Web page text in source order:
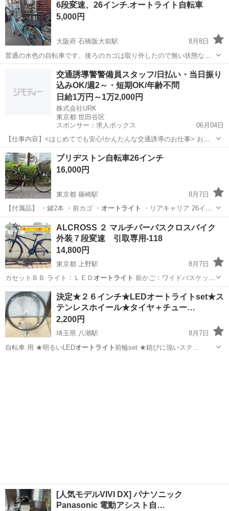
6段変速、26インチ.オートライト自転車
5,000円
大阪府 石橋阪大前駅
8月8日
普通の水色の自転車です。後ろのカゴは取り外したので無い状態なの
でご了承下さい。 2023年に3万円程の金額で購入したのですが余り
乗らず外に置きっ放しで錆び等は、正直御座います。あくまでも、中
古品なので。この間、試乗をしまし...
石橋阪大前駅 自転車 水色
交通誘導警警備員スタッフ/日払い・当日振り
込みOK/週2～・短期OK/年齢不問
日給1万円～1万2,000円
株式会社URK
東京都 世田谷区
スポンサー：求人ボックス
06月04日
【仕事内容】<はじめてでも安心!かんたんな交通誘導のお仕事> お願
いするのは、住宅街の工事現場で車や人を安全に誘導するお仕事で
す。 工事現場といっても、住宅街が多いので、交通量は少なめで落ち
着いた環境。 しかも、複雑な片側交互通行...
アルバイト・パート
ブリヂストン自転車26インチ
16,000円
東京都 篠崎駅
8月7日
【付属品】 ・鍵2本 ・前カゴ ・ オートライト
・リアキャリア 26イン
チ東京 江戸川区 クロスバイク ブリヂストン
ALCROSS ２ マルチパーパスクロスバイク
外装７段変速 引取専用-118
14,800円
東京都 上野駅
8月7日
カセットＢＢ ライト：ＬＥＤ オートライト
…東京 台東区 上野駅 クロスバイク フレーム
決定★２６インチ★LEDオートライトset★ス
テンレスホイール★タイヤ＋チュー…
2,200円
埼玉県 八潮駅
8月7日
自転車 用 ★明るいLEDオートライト 前輪set ★錆びに強いステ…
[人気モデルVIVI DX] パナソニック
Panasonic 電動アシスト自…